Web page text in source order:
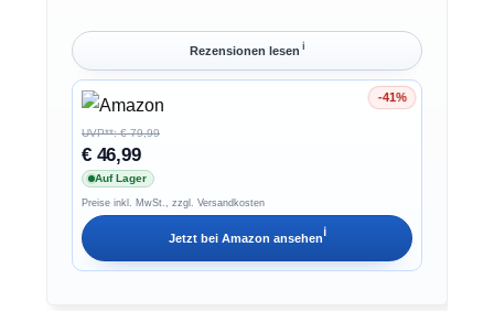
Rezensionen lesen ℹ︎
-41%
Ersparnis 41%
UVP**: € 79,99
€ 46,99
Auf Lager
Preise inkl. MwSt., zzgl. Versandkosten
Jetzt bei Amazon ansehenℹ︎